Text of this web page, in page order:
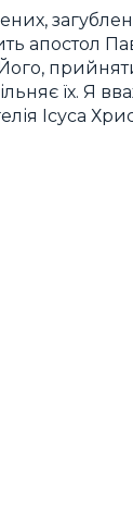
апостол
Його,
їх. Я
Ісуса